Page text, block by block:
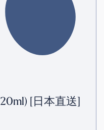
[日本直送]